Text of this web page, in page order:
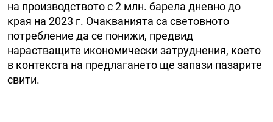
на производството с 2 млн. барела дневно до
края на 2023 г. Очакванията са световното
потребление да се понижи, предвид
нарастващите икономически затруднения, което
в контекста на предлагането ще запази пазарите
свити.